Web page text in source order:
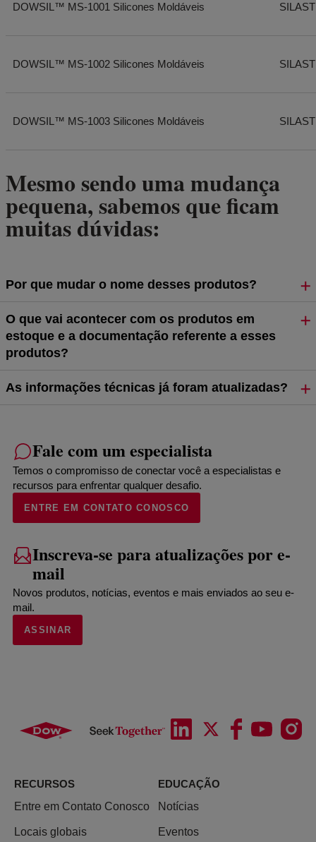
DOWSIL™ MS-1001 Silicones Moldáveis
DOWSIL™ MS-1002 Silicones Moldáveis
DOWSIL™ MS-1003 Silicones Moldáveis
Mesmo sendo uma mudança
pequena, sabemos que ficam
muitas dúvidas:
Por que mudar o nome desses produtos?
O que vai acontecer com os produtos em
estoque e a documentação referente a esses
produtos?
As informações técnicas já foram atualizadas?
Fale com um especialista
Temos o compromisso de conectar você a especialistas e
recursos para enfrentar qualquer desafio.
ENTRE EM CONTATO CONOSCO
Inscreva-se para atualizações por e-
mail
Novos produtos, notícias, eventos e mais enviados ao seu e-
mail.
ASSINAR
RECURSOS
Entre em Contato Conosco
Locais globais
EDUCAÇÃO
Notícias
Eventos